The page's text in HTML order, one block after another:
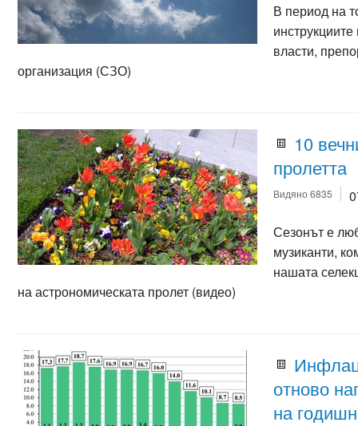
В период на
власти,
организация (СЗО)
10
пролетта
Видяно 6835
Сезонът е
музиканти,
нашата
на астрономическата пролет (видео)
отново
на